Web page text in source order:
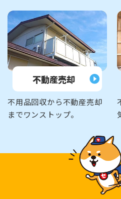
不動産売却
不用品回収から不動産売却
までワンストップ。